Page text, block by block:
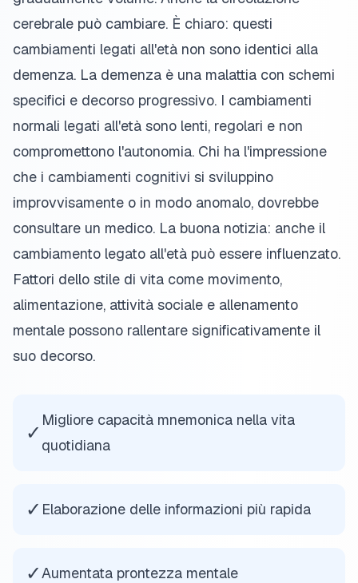
cerebrale può cambiare. È chiaro: questi
cambiamenti legati all'età non sono identici alla
demenza. La demenza è una malattia con schemi
specifici e decorso progressivo. I cambiamenti
normali legati all'età sono lenti, regolari e non
compromettono l'autonomia. Chi ha l'impressione
che i cambiamenti cognitivi si sviluppino
improvvisamente o in modo anomalo, dovrebbe
consultare un medico. La buona notizia: anche il
cambiamento legato all'età può essere influenzato.
Fattori dello stile di vita come movimento,
alimentazione, attività sociale e allenamento
mentale possono rallentare significativamente il
suo decorso.
✓
Migliore capacità mnemonica nella vita
quotidiana
✓ Elaborazione delle informazioni più rapida
✓Aumentata prontezza mentale